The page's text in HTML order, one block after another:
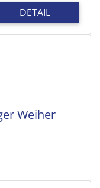
DETAIL
Weiher